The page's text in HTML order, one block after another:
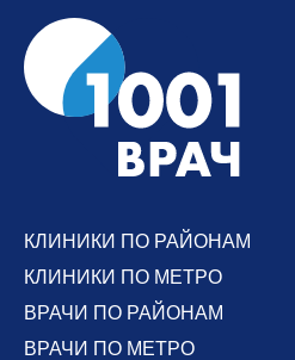
КЛИНИКИ ПО РАЙОНАМ
КЛИНИКИ ПО МЕТРО
ВРАЧИ ПО РАЙОНАМ
ВРАЧИ ПО МЕТРО